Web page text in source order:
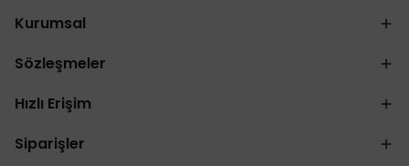
Kurumsal
Sözleşmeler
Hızlı Erişim
Siparişler